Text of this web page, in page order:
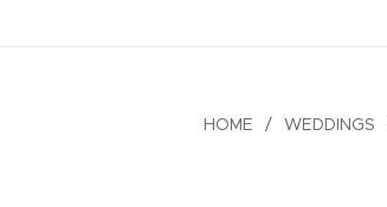
HOME WEDDINGS